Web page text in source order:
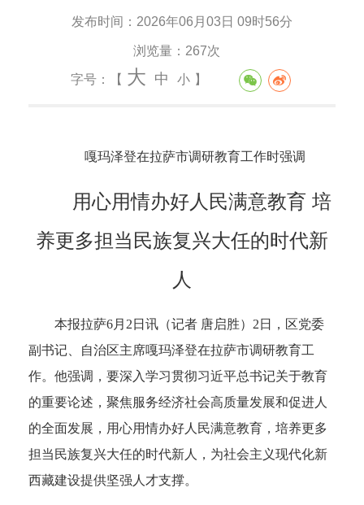
发布时间： 2026年06月03日 09时56分
浏览量： 267次
字号：【 大 中 小 】
嘎玛泽登在拉萨市调研教育工作时强调
用心用情办好人民满意教育 培
养更多担当民族复兴大任的时代新
人
本报拉萨6月2日讯（记者 唐启胜）2日，区党委
副书记、自治区主席嘎玛泽登在拉萨市调研教育工
作。他强调，要深入学习贯彻习近平总书记关于教育
的重要论述，聚焦服务经济社会高质量发展和促进人
的全面发展，用心用情办好人民满意教育，培养更多
担当民族复兴大任的时代新人，为社会主义现代化新
西藏建设提供坚强人才支撑。